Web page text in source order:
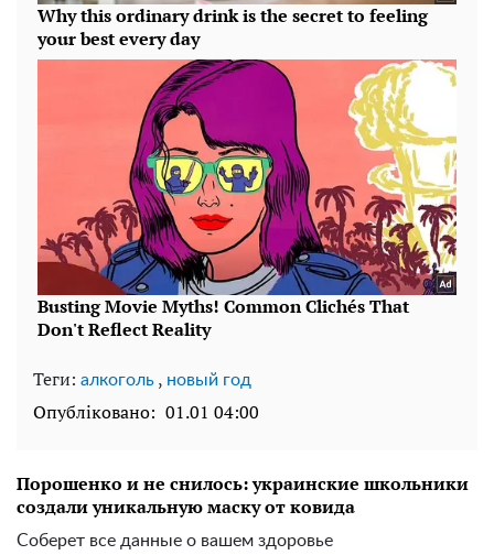
Теги: алкоголь , новый год
Опубліковано: 01.01 04:00
Порошенко и не снилось: украинские школьники
создали уникальную маску от ковида
Соберет все данные о вашем здоровье